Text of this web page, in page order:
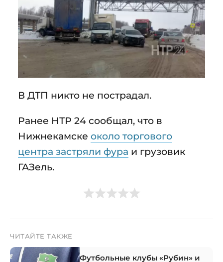
В ДТП никто не пострадал.
Ранее НТР 24 сообщал, что в
Нижнекамске около торгового
центра застряли фура и грузовик
ГАЗель.
ЧИТАЙТЕ ТАКЖЕ
Футбольные клубы «Рубин» и